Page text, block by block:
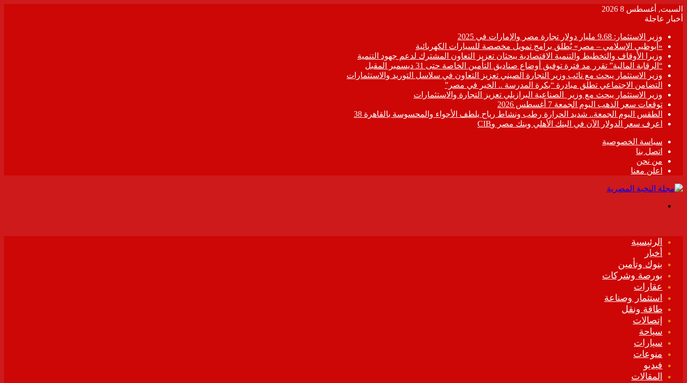
السبت, أغسطس 8 2026
أخبار عاجلة
وزير الاستثمار: 9.68 مليار دولار تجارة مصر والإمارات في 2025
«أبوظبي الإسلامي – مصر» يُطلق برامج تمويل مخصصة للسيارات الكهربائية
وزيرا الأوقاف والتخطيط والتنمية الاقتصادية يبحثان تعزيز التعاون المشترك لدعم جهود التنمية
“الرقابة المالية” تقرر مد فترة توفيق أوضاع صناديق التأمين الخاصة حتى 31 ديسمبر المقبل
وزير الاستثمار يبحث مع نائب وزير التجارة الصيني تعزيز التعاون في سلاسل التوريد والاستثمارات
التضامن الاجتماعي تطلق مبادرة “بكرة المدرسة .. الخير في مصر”
وزير الاستثمار يبحث مع وزير الصناعية البرازيلي تعزيز التجارة والاستثمارات
توقعات سعر الذهب اليوم الجمعة 7 أغسطس 2026
الطقس اليوم الجمعة.. شديد الحرارة رطب ونشاط رياح يلطف الأجواء والمحسوسة بالقاهرة 38
اعرف سعر الدولار الآن في البنك الأهلي وبنك مصر وCIB
سياسة الخصوصية
اتصل بنا
من نحن
اعلن معنا
الرئيسية
أخبار
بنوك وتأمين
بورصة وشركات
عقارات
استثمار وصناعة
طاقة ونقل
إتصالات
سياحة
سيارات
منوعات
فيديو
المقالات